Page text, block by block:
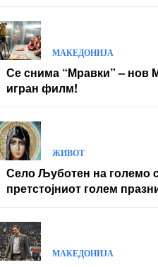
МАКЕДОНИЈА
Се снима “Мравки” – нов
игран филм!
ЖИВОТ
Село Љуботен на големо
претстојниот голем
МАКЕДОНИЈА